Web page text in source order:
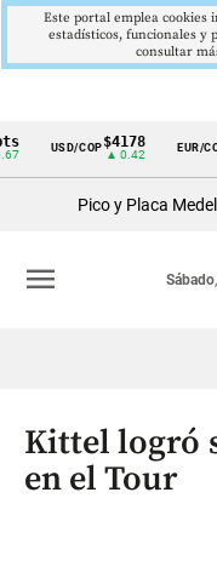
Cintillo
Colombia
USD/COP$4178
▲ 0.42
EUR/COP
Pico y Placa
Sábado
menu
Kittel logró
en el Tour
Este portal emplea cookies
estadísticos, funcionales y
consultar